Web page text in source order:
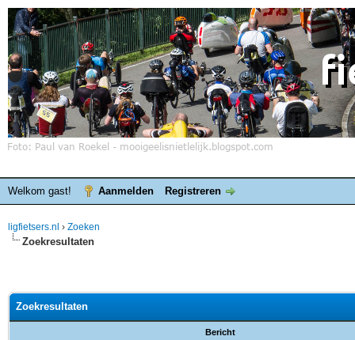
Welkom gast! Aanmelden Registreren
ligfietsers.nl › Zoeken
Zoekresultaten
Zoekresultaten
Bericht